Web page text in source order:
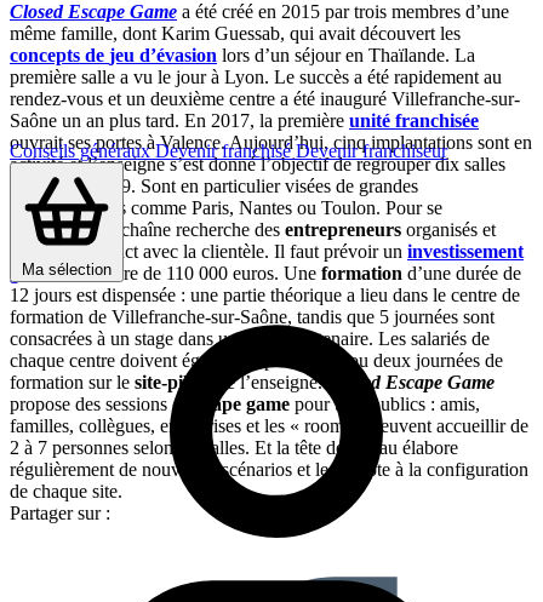
Conseils générauxDevenir franchiséDevenir franchiseur
Ma sélection
Closed Escape Game a été créé en 2015 par trois membres d’une
même famille, dont Karim Guessab, qui avait découvert les
concepts de jeu d’évasion lors d’un séjour en Thaïlande. La
première salle a vu le jour à Lyon. Le succès a été rapidement au
rendez-vous et un deuxième centre a été inauguré Villefranche-sur-
Saône un an plus tard. En 2017, la première unité franchisée
ouvrait ses portes à Valence. Aujourd’hui, cinq implantations sont en
activité et l’enseigne s’est donné l’objectif de regrouper dix salles
d’ici la fin 2019. Sont en particulier visées de grandes
agglomérations comme Paris, Nantes ou Toulon. Pour se
développer, la chaîne recherche des entrepreneurs organisés et
aimant le contact avec la clientèle. Il faut prévoir un investissement
globalde l’ordre de 110 000 euros. Une formation d’une durée de
12 jours est dispensée : une partie théorique a lieu dans le centre de
formation de Villefranche-sur-Saône, tandis que 5 journées sont
consacrées à un stage dans un centre partenaire. Les salariés de
chaque centre doivent également passer une ou deux journées de
formation sur le site-pilote de l’enseigne.
Closed Escape Game
propose des sessions d’
escape game pour tous publics : amis,
familles, collègues, entreprises et les « rooms » peuvent accueillir de
2 à 7 personnes selon les salles. Et la tête de réseau élabore
régulièrement de nouveaux scénarios et les adapte à la configuration
de chaque site.
Partager sur :